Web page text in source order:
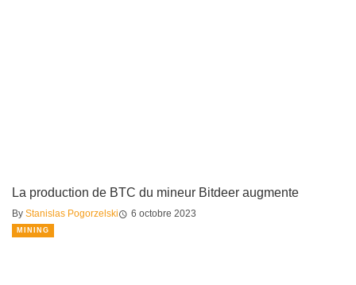
La production de BTC du mineur Bitdeer augmente
By Stanislas Pogorzelski 6 octobre 2023
MINING